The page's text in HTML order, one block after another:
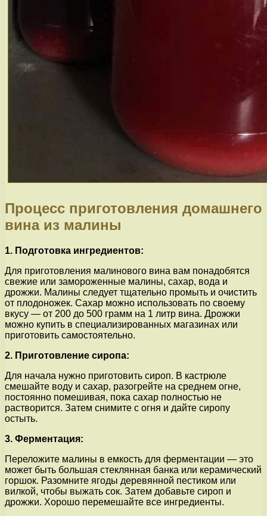
Процесс приготовления домашнего
вина из малины
1. Подготовка ингредиентов:
Для приготовления малинового вина вам понадобятся
свежие или замороженные малины, сахар, вода и
дрожжи. Малины следует тщательно промыть и очистить
от плодоножек. Сахар можно использовать по своему
вкусу — от 200 до 500 грамм на 1 литр вина. Дрожжи
можно купить в специализированных магазинах или
приготовить самостоятельно.
2. Приготовление сиропа:
Для начала нужно приготовить сироп. В кастрюле
смешайте воду и сахар, разогрейте на среднем огне,
постоянно помешивая, пока сахар полностью не
растворится. Затем снимите с огня и дайте сиропу
остыть.
3. Ферментация:
Переложите малины в емкость для ферментации — это
может быть большая стеклянная банка или керамический
горшок. Разомните ягоды деревянной пестиком или
вилкой, чтобы выжать сок. Затем добавьте сироп и
дрожжи. Хорошо перемешайте все ингредиенты.